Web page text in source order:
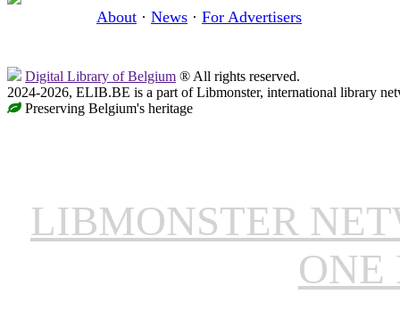
About · News · For Advertisers
Digital Library of Belgium ® All rights reserved.
2024-2026, ELIB.BE is a part of Libmonster, international library
Preserving Belgium's heritage
LIBMONSTER
ONE